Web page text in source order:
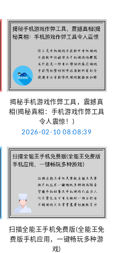
揭秘手机游戏作弊工具，震撼真
相(揭秘真相：手机游戏作弊工具
令人震惊！)
2026-02-10 08:08:39
扫描全能王手机免费版(全能王免
费版手机应用，一键畅玩多种游
戏)